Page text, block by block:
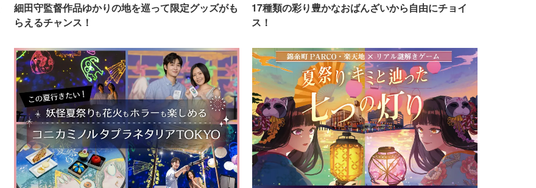
細田守監督作品ゆかりの地を巡って限定グッズがも
らえるチャンス！
17種類の彩り豊かなおばんざいから自由にチョイ
ス！